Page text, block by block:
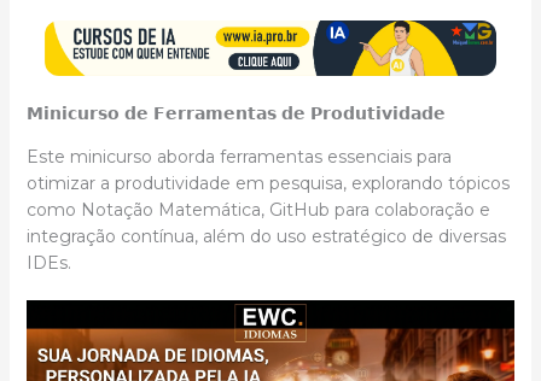
𝗠𝗶𝗻𝗶𝗰𝘂𝗿𝘀𝗼 𝗱𝗲 𝗙𝗲𝗿𝗿𝗮𝗺𝗲𝗻𝘁𝗮𝘀 𝗱𝗲 𝗣𝗿𝗼𝗱𝘂𝘁𝗶𝘃𝗶𝗱𝗮𝗱𝗲
Este minicurso aborda ferramentas essenciais para
otimizar a produtividade em pesquisa, explorando tópicos
como Notação Matemática, GitHub para colaboração e
integração contínua, além do uso estratégico de diversas
IDEs.